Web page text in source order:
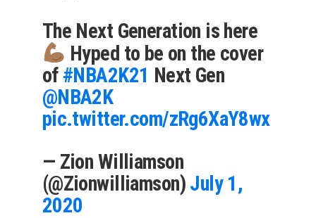
The Next Generation is here
Hyped to be on the cover
of #NBA2K21 Next Gen
@NBA2K
pic.twitter.com/zRg6XaY8wx
— Zion Williamson
(@Zionwilliamson) July 1,
2020